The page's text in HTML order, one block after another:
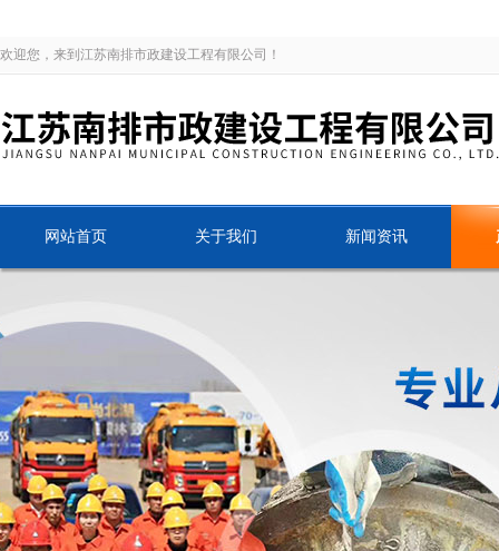
欢迎您，来到江苏南排市政建设工程有限公司！
网站首页 关于我们 新闻资讯